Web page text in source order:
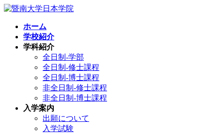
コ
ナ
ホーム
学校紹介
学科紹介
全日制-学部
全日制-修士課程
全日制-博士課程
非全日制-修士課程
非全日制-博士課程
入学案内
出願について
入学試験